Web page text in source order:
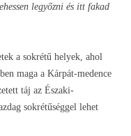
legyőzni és itt fakad
a sokrétű helyek, ahol
maga a Kárpát-medence
táj az Északi-
sokrétűséggel lehet